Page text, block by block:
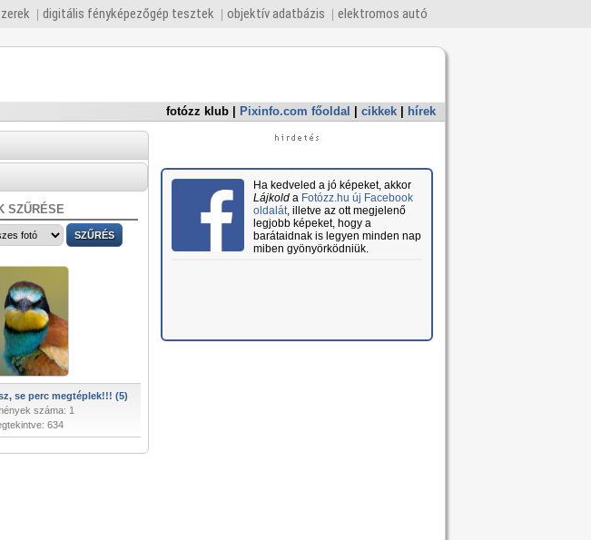
digitális fényképezőgép tesztek objektív adatbázis elektromos autó
fotózz klub Pixinfo.com főoldal cikkek hírek
SZŰRÉSE
se perc megtéplek!!! (5)
száma: 1
634
Ha kedveled a jó képeket, akkor
Lájkolda Fotózz.hu új Facebook
oldalát, illetve az ott megjelenő
legjobb képeket, hogy a
barátaidnak is legyen minden nap
miben gyönyörködniük.